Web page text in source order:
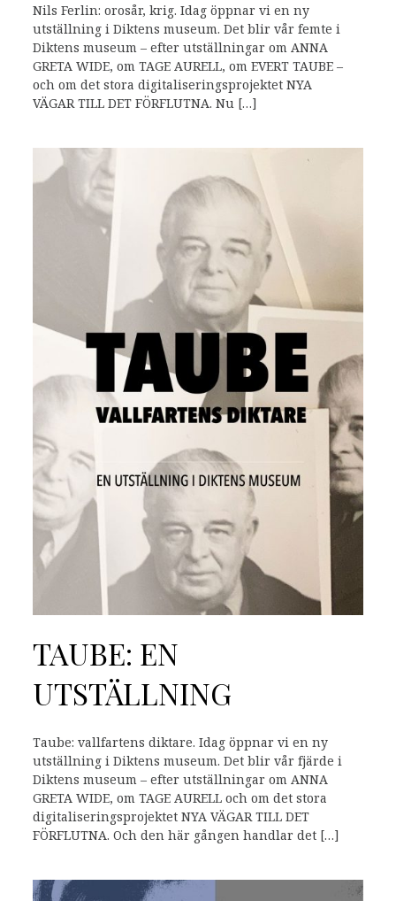
Nils Ferlin: orosår, krig. Idag öppnar vi en ny
utställning i Diktens museum. Det blir vår femte i
Diktens museum – efter utställningar om ANNA
GRETA WIDE, om TAGE AURELL, om EVERT TAUBE –
och om det stora digitaliseringsprojektet NYA
VÄGAR TILL DET FÖRFLUTNA. Nu […]
TAUBE: EN
UTSTÄLLNING
Taube: vallfartens diktare. Idag öppnar vi en ny
utställning i Diktens museum. Det blir vår fjärde i
Diktens museum – efter utställningar om ANNA
GRETA WIDE, om TAGE AURELL och om det stora
digitaliseringsprojektet NYA VÄGAR TILL DET
FÖRFLUTNA. Och den här gången handlar det […]